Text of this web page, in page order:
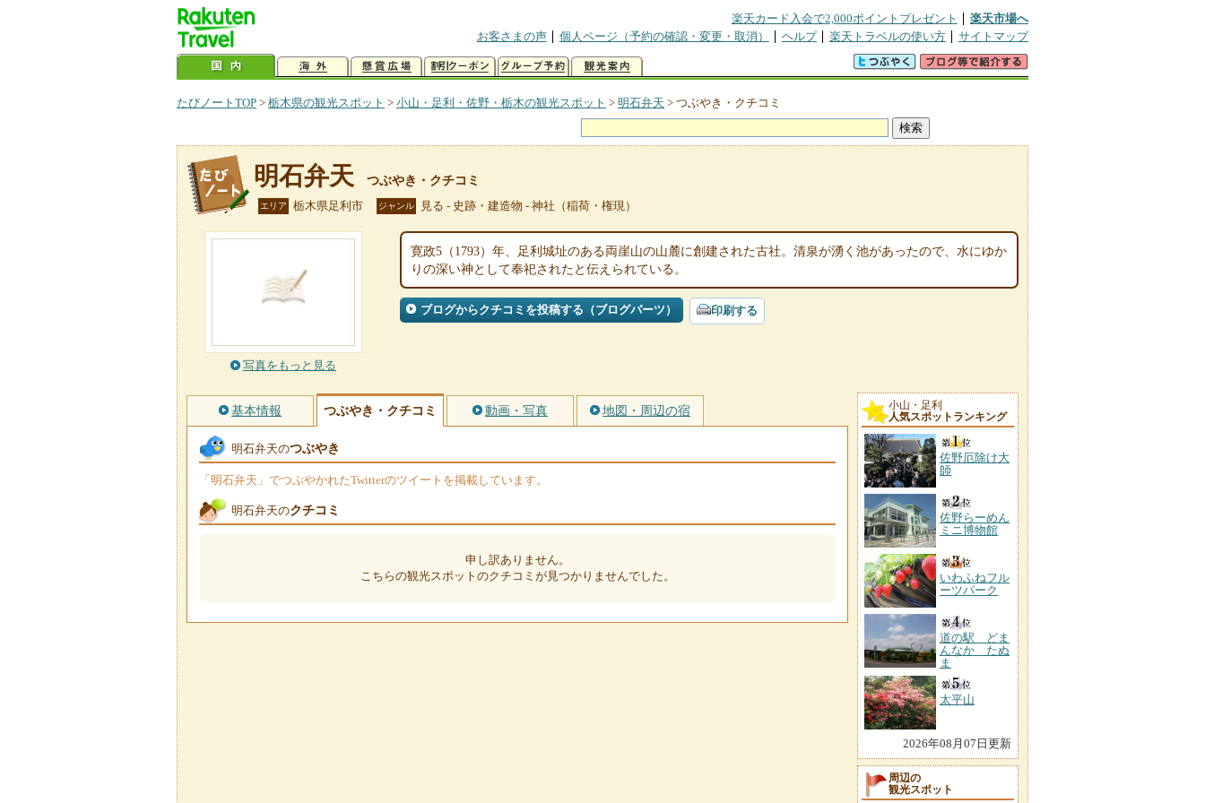
楽天カード入会で2,000ポイントプレゼント
楽天市場へ
お客さまの声
個人ページ（予約の確認・変更・取消） ヘルプ 楽天トラベルの使い方 サイトマップ
たびノートTOP > 栃木県の観光スポット > 小山・足利・佐野・栃木の観光スポット > 明石弁天 > つぶやき・クチコミ
明石弁天 つぶやき・クチコミ
エリア 栃木県足利市 ジャンル 見る - 史跡・建造物 - 神社（稲荷・権現）
写真をもっと見る
寛政5（1793）年、足利城址のある両崖山の山麓に創建された古社。清泉が湧く池があったので、水にゆか
りの深い神として奉祀されたと伝えられている。
ブログからクチコミを投稿する（ブログパーツ） 印刷する
基本情報 つぶやき・クチコミ 動画・写真 地図・周辺の宿
明石弁天のつぶやき
「明石弁天」でつぶやかれたTwitterのツイートを掲載しています。
明石弁天のクチコミ
申し訳ありません。
こちらの観光スポットのクチコミが見つかりませんでした。
小山・足利
人気スポットランキング
佐野厄除け大
師
佐野らーめん
ミニ博物館
いわふねフル
ーツパーク
道の駅 どま
んなか たぬ
ま
太平山
2026年08月07日更新
周辺の
観光スポット